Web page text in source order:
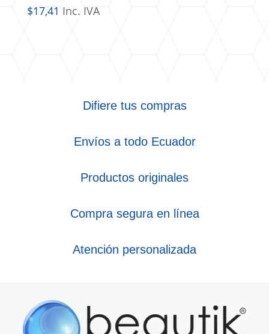
$17,41 Inc. IVA
Difiere tus compras
Envíos a todo Ecuador
Productos originales
Compra segura en línea
Atención personalizada